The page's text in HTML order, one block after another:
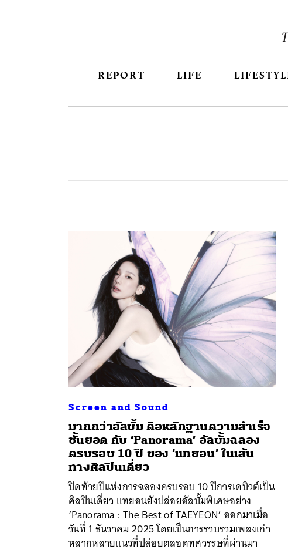
REPORT LIFE
Screen and Sound
มากกว่าอัลบั้ม คือหลักฐานความสำเร็จ
ชั้นยอด กับ ‘Panorama’ อัลบั้มฉลอง
ครบรอบ 10 ปี ของ ‘แทยอน’ ในเส้น
ทางศิลปินเดี่ยว
ปิดท้ายปีแห่งการฉลองครบรอบ 10 ปีการเดบิวต์เป็น
ศิลปินเดี่ยว แทยอนยังปล่อยอัลบั้มพิเศษอย่าง
‘Panorama : The Best of TAEYEON’ ออกมาเมื่อ
วันที่ 1 ธันวาคม 2025 โดยเป็นการรวบรวมเพลงเก่า
หลากหลายแนวที่ปล่อยตลอดทศวรรษที่ผ่านมา